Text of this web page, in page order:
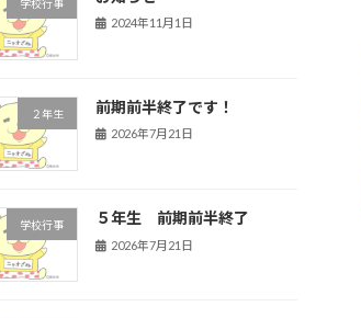
学校行事
2024年11月1日
２年生 前期前半終了です！
2026年7月21日
学校行事 ５年生 前期前半終了
2026年7月21日